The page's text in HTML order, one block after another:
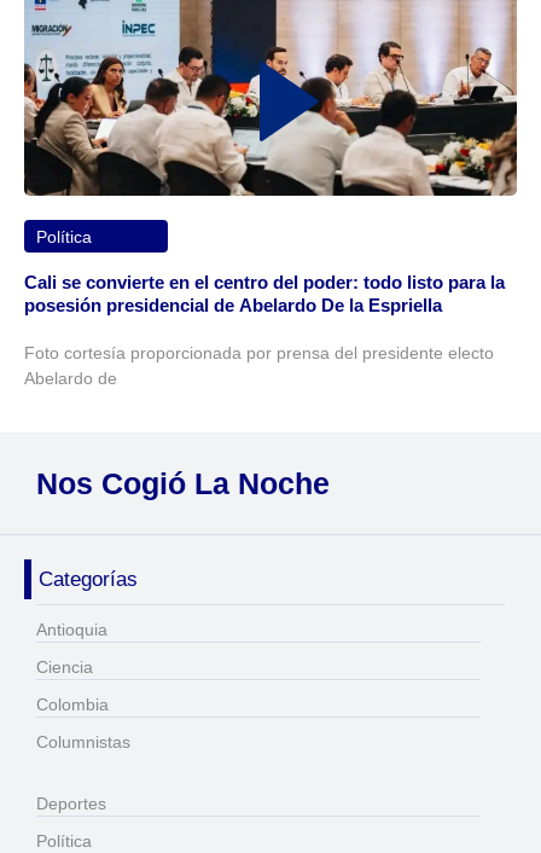
Política
Cali se convierte en el centro del poder: todo listo para la
posesión presidencial de Abelardo De la Espriella
Foto cortesía proporcionada por prensa del presidente electo
Abelardo de
Nos Cogió La Noche
Categorías
Antioquia
Ciencia
Colombia
Columnistas
Deportes
Política